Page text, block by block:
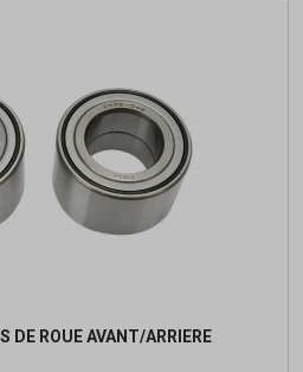
DE ROUE AVANT/ARRIERE